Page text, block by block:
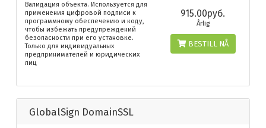
Валидация объекта. Используется для
применения цифровой подписи к
программному обеспечению и коду,
чтобы избежать предупреждений
безопасности при его установке.
Только для индивидуальных
предпринимателей и юридических
лиц
915.00руб.
Årlig
BESTILL NÅ
GlobalSign DomainSSL